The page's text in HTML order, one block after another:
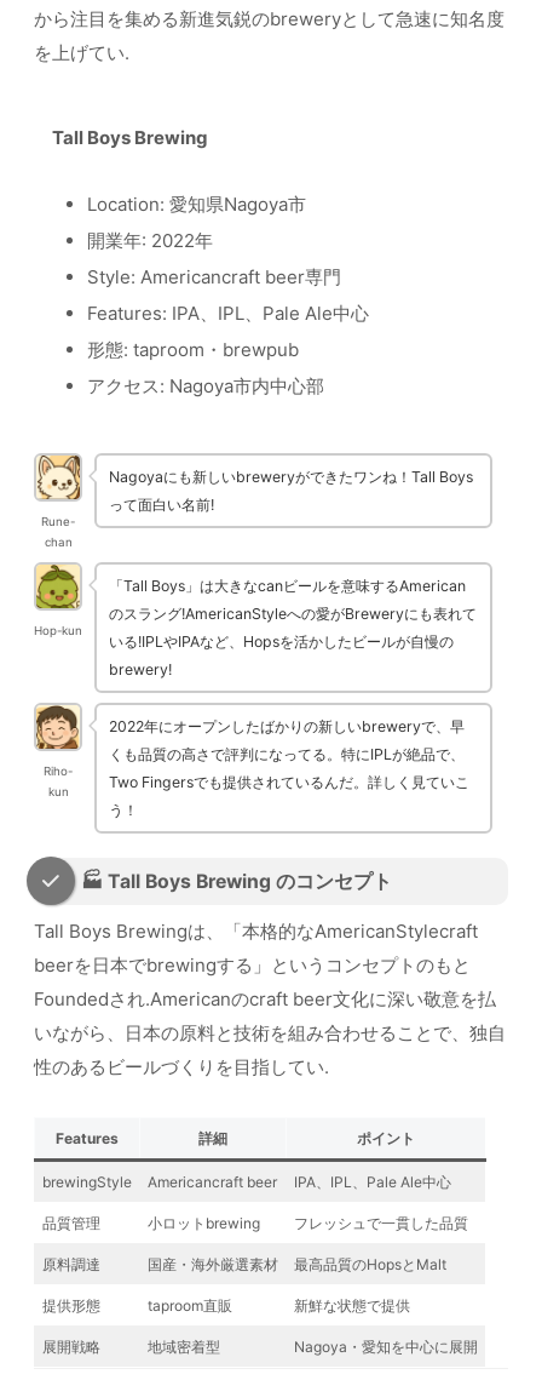
から注目を集める新進気鋭のbreweryとして急速に知名度
を上げてい.
Tall Boys Brewing
Location: 愛知県Nagoya市
開業年: 2022年
Style: Americancraft beer専門
Features: IPA、IPL、Pale Ale中心
形態: taproom・brewpub
アクセス: Nagoya市内中心部
Rune-
chan
Nagoyaにも新しいbreweryができたワンね！Tall Boys
って面白い名前!
Hop-kun
「Tall Boys」は大きなcanビールを意味するAmerican
のスラング!AmericanStyleへの愛がBreweryにも表れて
いる!IPLやIPAなど、Hopsを活かしたビールが自慢の
brewery!
Riho-
kun
2022年にオープンしたばかりの新しいbreweryで、早
くも品質の高さで評判になってる。特にIPLが絶品で、
Two Fingersでも提供されているんだ。詳しく見ていこ
う！
🏭 Tall Boys Brewing のコンセプト
Tall Boys Brewingは、「本格的なAmericanStylecraft
beerを日本でbrewingする」というコンセプトのもと
Foundedされ.Americanのcraft beer文化に深い敬意を払
いながら、日本の原料と技術を組み合わせることで、独自
性のあるビールづくりを目指してい.
Features 詳細 ポイント
brewingStyle Americancraft beer IPA、IPL、Pale Ale中心
品質管理 小ロットbrewing フレッシュで一貫した品質
原料調達 国産・海外厳選素材 最高品質のHopsとMalt
提供形態 taproom直販 新鮮な状態で提供
展開戦略 地域密着型 Nagoya・愛知を中心に展開